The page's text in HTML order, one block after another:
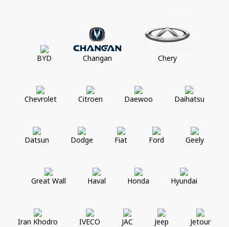
BYD Changan Chery
Chevrolet Citroen Daewoo Daihatsu
Datsun Dodge Fiat Ford Geely
Great Wall Haval Honda Hyundai
Iran Khodro IVECO JAC Jeep Jetour